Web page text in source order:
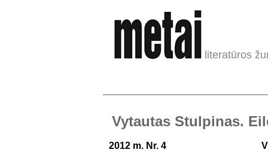
literatūros
Vytautas Stulpinas.
2012 m. Nr. 4